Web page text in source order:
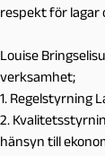
respekt för lagar
Louise
verksamhet;
1. Regelstyrning
2.
hänsyn till